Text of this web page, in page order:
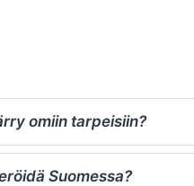
omiin tarpeisiin?
Suomessa?